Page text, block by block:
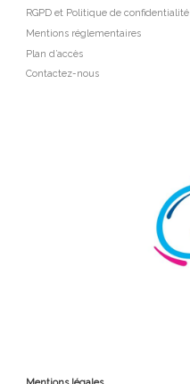
RGPD et Politique de confidentialité
Mentions réglementaires
Plan d’accès
Contactez-nous